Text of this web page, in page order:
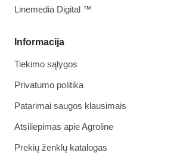
Informacija
Tiekimo sąlygos
Privatumo politika
Patarimai saugos klausimais
Atsiliepimas apie Agroline
Prekių ženklų katalogas
Linemedia Digital ™